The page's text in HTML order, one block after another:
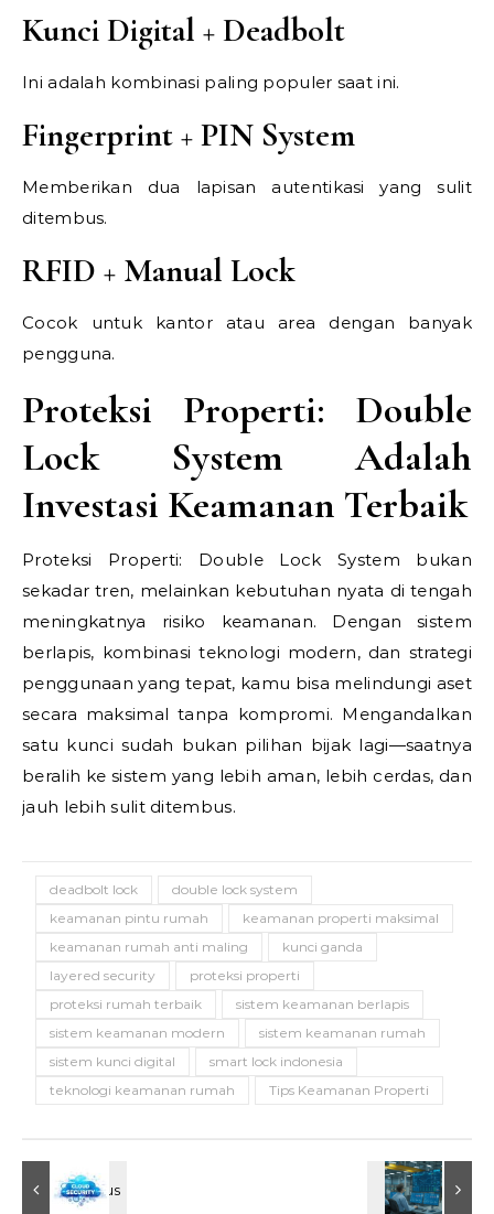
Kunci Digital + Deadbolt
Ini adalah kombinasi paling populer saat ini.
Fingerprint + PIN System
Memberikan dua lapisan autentikasi yang sulit
ditembus.
RFID + Manual Lock
Cocok untuk kantor atau area dengan banyak
pengguna.
Proteksi Properti: Double
Lock System Adalah
Investasi Keamanan Terbaik
Proteksi Properti: Double Lock System bukan
sekadar tren, melainkan kebutuhan nyata di tengah
meningkatnya risiko keamanan. Dengan sistem
berlapis, kombinasi teknologi modern, dan strategi
penggunaan yang tepat, kamu bisa melindungi aset
secara maksimal tanpa kompromi. Mengandalkan
satu kunci sudah bukan pilihan bijak lagi—saatnya
beralih ke sistem yang lebih aman, lebih cerdas, dan
jauh lebih sulit ditembus.
deadbolt lock
double lock system
keamanan pintu rumah
keamanan properti maksimal
keamanan rumah anti maling
kunci ganda
layered security
proteksi properti
proteksi rumah terbaik
sistem keamanan berlapis
sistem keamanan modern
sistem keamanan rumah
sistem kunci digital
smart lock indonesia
teknologi keamanan rumah
Tips Keamanan Properti